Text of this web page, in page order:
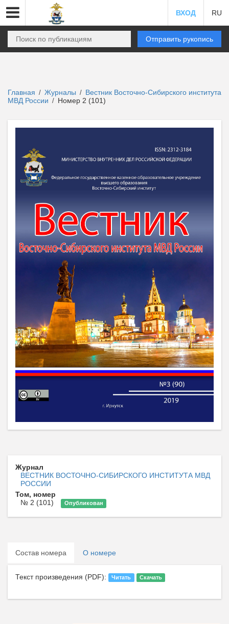
ВХОД RU
Отправить рукопись
Главная / Журналы / Вестник Восточно-Сибирского института
МВД России / Номер 2 (101)
Журнал
ВЕСТНИК ВОСТОЧНО-СИБИРСКОГО ИНСТИТУТА МВД
РОССИИ
Том, номер
№ 2 (101)
Опубликован
Состав номера О номере
Текст произведения (PDF): Читать Скачать